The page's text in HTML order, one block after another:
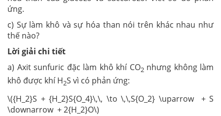
ứng.
c) Sự làm khô và sự hóa than nói trên khác nhau như
thế nào?
Lời giải chi tiết
a) Axit sunfuric đặc làm khô khí CO2nhưng không làm
khô được khí H2S vì có phản ứng:
\({H_2}S + {H_2}S{O_4}\,\, \to \,\,S{O_2} \uparrow + S
\downarrow + 2{H_2}O\)